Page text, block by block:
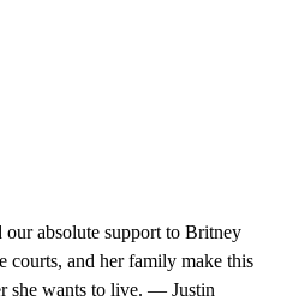
our absolute support to Britney
courts, and her family make this
she wants to live. — Justin